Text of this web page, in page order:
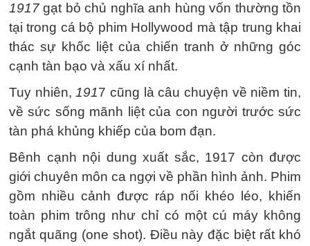
1917 gạt bỏ chủ nghĩa anh hùng vốn thường tồn
tại trong cá bộ phim Hollywood mà tập trung khai
thác sự khốc liệt của chiến tranh ở những góc
cạnh tàn bạo và xấu xí nhất.
Tuy nhiên,1917 cũng là câu chuyện về niềm tin,
về sức sống mãnh liệt của con người trước sức
tàn phá khủng khiếp của bom đạn.
Bênh cạnh nội dung xuất sắc, 1917 còn được
giới chuyên môn ca ngợi về phần hình ảnh. Phim
gồm nhiều cảnh được ráp nối khéo léo, khiến
toàn phim trông như chỉ có một cú máy không
ngắt quãng (one shot). Điều này đặc biệt rất khó